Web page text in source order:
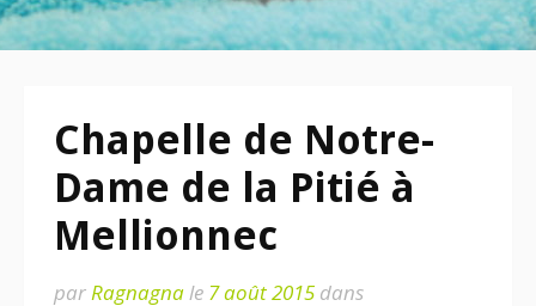
Chapelle de Notre-
Dame de la Pitié à
Mellionnec
parRagnagnale 7 août 2015 dans